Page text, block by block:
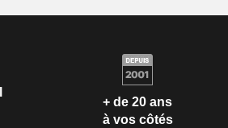
+ de 20 ans
à vos côtés